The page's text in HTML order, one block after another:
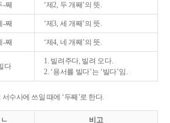
-째 ‘제2, 두 개째’의 뜻.
-째 ‘제3, 세 개째’의 뜻.
-째 ‘제4, 네 개째’의 뜻.
다
1. 빌려주다, 빌려 오다.
2. ‘용서를 빌다’는 ‘빌다’임.
수사에 쓰일 때에 ‘두째’로 한다.
ㄴ 비고